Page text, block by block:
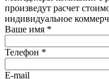
произведут расчет
индивидуальное
Ваше имя *
Телефон *
E-mail